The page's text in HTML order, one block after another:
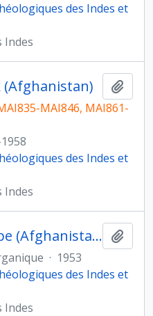
des Indes et
Indes
(Afghanistan)
MAI846, MAI861-
des Indes et
Indes
Fouilles de Shakh Tepe (Afghanistan)
· 1953
des Indes et
Indes